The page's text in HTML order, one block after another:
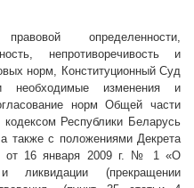
определенности,
непротиворечивость и
норм, Конституционный Суд
необходимые изменения и
норм Общей части
Республики Беларусь
также с положениями Декрета
от 16 января 2009 г. № 1 «О
и ликвидации (прекращении